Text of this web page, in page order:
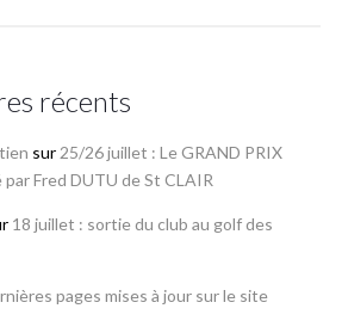
récents
sur 25/26 juillet : Le GRAND PRIX
Fred DUTU de St CLAIR
18 juillet : sortie du club au golf des
pages mises à jour sur le site